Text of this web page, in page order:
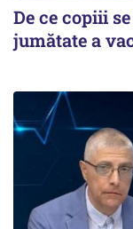
De ce copiii
jumătate a